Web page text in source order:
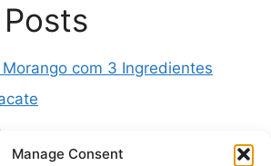
Manage Consent
com 3 Ingredientes